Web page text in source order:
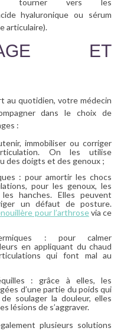
tourner vers les
hyaluronique ou sérum
articulaire).
ET
au quotidien, votre médecin
dans le choix de
:
immobiliser ou corriger
On les utilise
des doigts et des genoux ;
: pour amortir les chocs
pour les genoux, les
hanches. Elles peuvent
un défaut de posture.
pour l’arthrosevia ce
: pour calmer
en appliquant du chaud
qui font mal au
: grâce à elles, les
d’une partie du poids qui
soulager la douleur, elles
lésions de s’aggraver.
plusieurs solutions